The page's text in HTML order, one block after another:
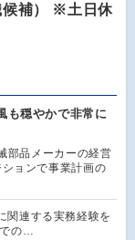
候補） ※土日休
も穏やかで非常に
部品メーカーの経営
ョンで事業計画の
関連する実務経験を
での…